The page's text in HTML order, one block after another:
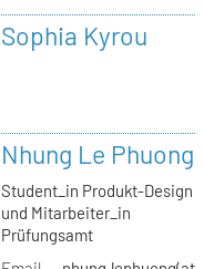
Sophia Kyrou
Nhung Le Phuong
Student_in Produkt-Design
und Mitarbeiter_in
Prüfungsamt